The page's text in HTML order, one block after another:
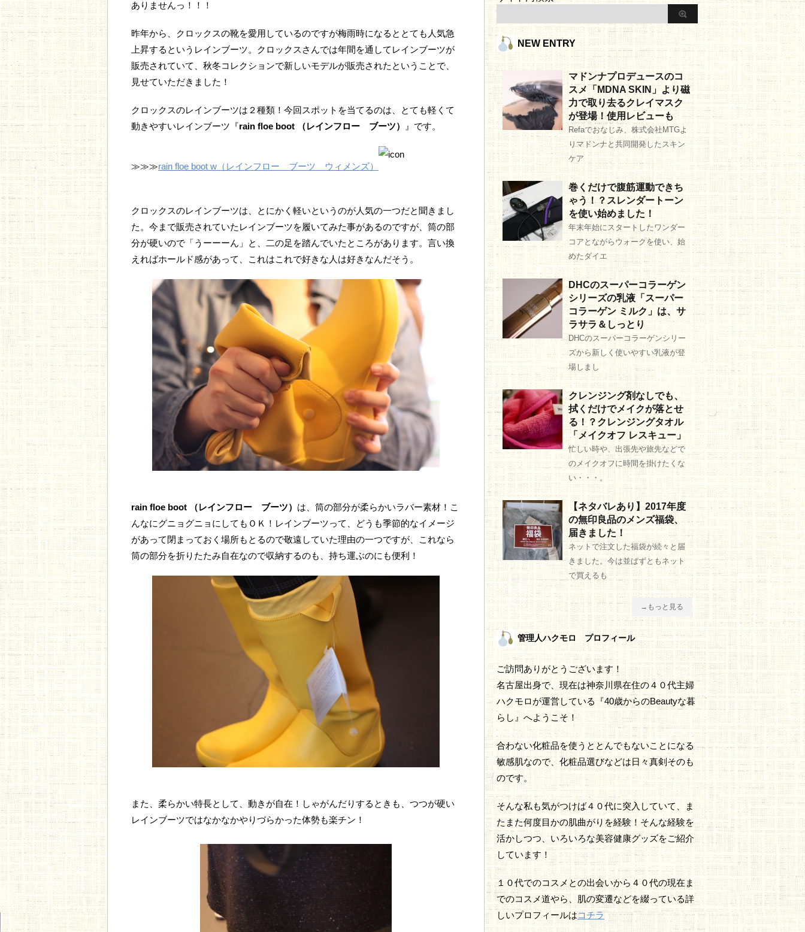
ありませんっ！！！
昨年から、クロックスの靴を愛用しているのですが梅雨時になるととても人気急
上昇するというレインブーツ。クロックスさんでは年間を通してレインブーツが
販売されていて、秋冬コレクションで新しいモデルが販売されたということで、
見せていただきました！
クロックスのレインブーツは２種類！今回スポットを当てるのは、とても軽くて
動きやすいレインブーツ『rain floe boot （レインフロー ブーツ） 』です。
≫≫≫rain floe boot w（レインフロー ブーツ ウィメンズ）
クロックスのレインブーツは、とにかく軽いというのが人気の一つだと聞きまし
た。今まで販売されていたレインブーツを履いてみた事があるのですが、筒の部
分が硬いので「うーーーん」と、二の足を踏んでいたところがあります。言い換
えればホールド感があって、これはこれで好きな人は好きなんだそう。
rain floe boot （レインフロー ブーツ） は、筒の部分が柔らかいラバー素材！こ
んなにグニョグニョにしてもＯＫ！レインブーツって、どうも季節的なイメージ
があって閉まっておく場所もとるので敬遠していた理由の一つですが、これなら
筒の部分を折りたたみ自在なので収納するのも、持ち運ぶのにも便利！
また、柔らかい特長として、動きが自在！しゃがんだりするときも、つつが硬い
レインブーツではなかなかやりづらかった体勢も楽チン！
NEW ENTRY
マドンナプロデュースのコ
スメ「MDNA SKIN」より磁
力で取り去るクレイマスク
が登場！使用レビューも
Refaでおなじみ、株式会社MTGよ
りマドンナと共同開発したスキン
ケア
巻くだけで腹筋運動できち
ゃう！？スレンダートーン
を使い始めました！
年末年始にスタートしたワンダー
コアとながらウォークを使い、始
めたダイエ
DHCのスーパーコラーゲン
シリーズの乳液「スーパー
コラーゲン ミルク」は、サ
ラサラ＆しっとり
DHCのスーパーコラーゲンシリー
ズから新しく使いやすい乳液が登
場しまし
クレンジング剤なしでも、
拭くだけでメイクが落とせ
る！？クレンジングタオル
「メイクオフ レスキュー」
忙しい時や、出張先や旅先などで
のメイクオフに時間を掛けたくな
い・・・。
【ネタバレあり】2017年度
の無印良品のメンズ福袋、
届きました！
ネットで注文した福袋が続々と届
きました。今は並ばずともネット
で買えるも
→もっと見る
管理人ハクモロ プロフィール
ご訪問ありがとうございます！
名古屋出身で、現在は神奈川県在住の４０代主婦
ハクモロが運営している『40歳からのBeautyな暮
らし』へようこそ！
合わない化粧品を使うととんでもないことになる
敏感肌なので、化粧品選びなどは日々真剣そのも
のです。
そんな私も気がつけば４０代に突入していて、ま
たまた何度目かの肌曲がりを経験！そんな経験を
活かしつつ、いろいろな美容健康グッズをご紹介
しています！
１０代でのコスメとの出会いから４０代の現在ま
でのコスメ道やら、肌の変遷などを綴っている詳
しいプロフィールはコチラ